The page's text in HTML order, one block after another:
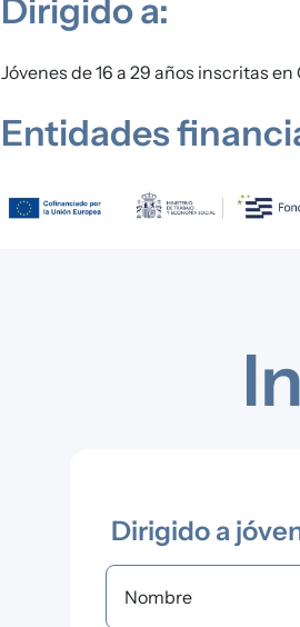
Dirigido a:
Jóvenes de 16 a 29 años inscritas
Entidades
Imagen
Dirigido a
Nombre